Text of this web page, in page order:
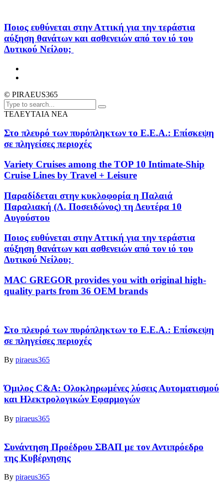
Ποιος ευθύνεται στην Αττική για την τεράστια
αύξηση θανάτων και ασθενειών από τον ιό του
Δυτικού Νείλου;
© PIRAEUS365
ΤΕΛΕΥΤΑΙΑ ΝΕΑ
Στο πλευρό των πυρόπληκτων το Ε.Ε.Α.: Επίσκεψη
σε πληγείσες περιοχές
Variety Cruises among the TOP 10 Intimate-Ship
Cruise Lines by Travel + Leisure
Παραδίδεται στην κυκλοφορία η Παλαιά
Παραλιακή (Λ. Ποσειδώνος) τη Δευτέρα 10
Αυγούστου
Ποιος ευθύνεται στην Αττική για την τεράστια
αύξηση θανάτων και ασθενειών από τον ιό του
Δυτικού Νείλου;
MAC GREGOR provides you with original high-
quality parts from 36 OEM brands
Στο πλευρό των πυρόπληκτων το Ε.Ε.Α.: Επίσκεψη
σε πληγείσες περιοχές
By piraeus365
Όμιλος C&A: Ολοκληρωμένες λύσεις Αυτοματισμού
και Ηλεκτρολογικών Εφαρμογών
By piraeus365
Συνάντηση Προέδρου ΣΒΑΠ με τον Αντιπρόεδρο
της Κυβέρνησης
By piraeus365